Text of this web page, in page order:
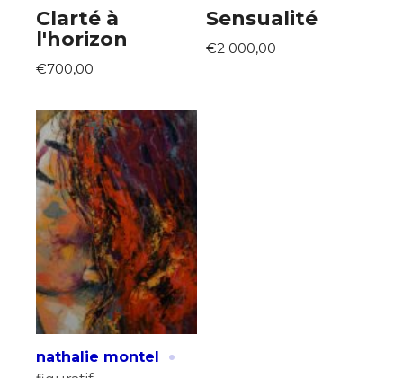
Clarté à
l'horizon
€700,00
Sensualité
€2 000,00
nathalie montel ·